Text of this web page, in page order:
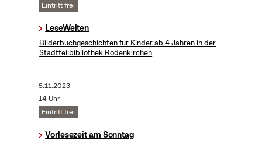
Eintritt frei
LeseWelten
Bilderbuchgeschichten für Kinder ab 4 Jahren in der
Stadtteilbibliothek Rodenkirchen
5.11.2023
14 Uhr
Eintritt frei
Vorlesezeit am Sonntag